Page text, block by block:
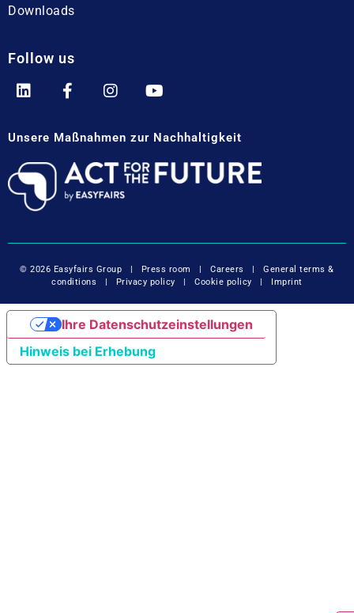
Downloads
Follow us
Unsere Maßnahmen zur Nachhaltigkeit
© 2026 Easyfairs Group Press room |Careers |General terms &
conditions
Privacy policy |Cookie policy Imprint
Hinweis bei Erhebung
Ihre Datenschutzeinstellungen